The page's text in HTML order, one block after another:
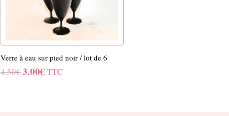
Verre à eau sur pied noir / lot de 6
4.50€Le
3.00€ Le
TTC